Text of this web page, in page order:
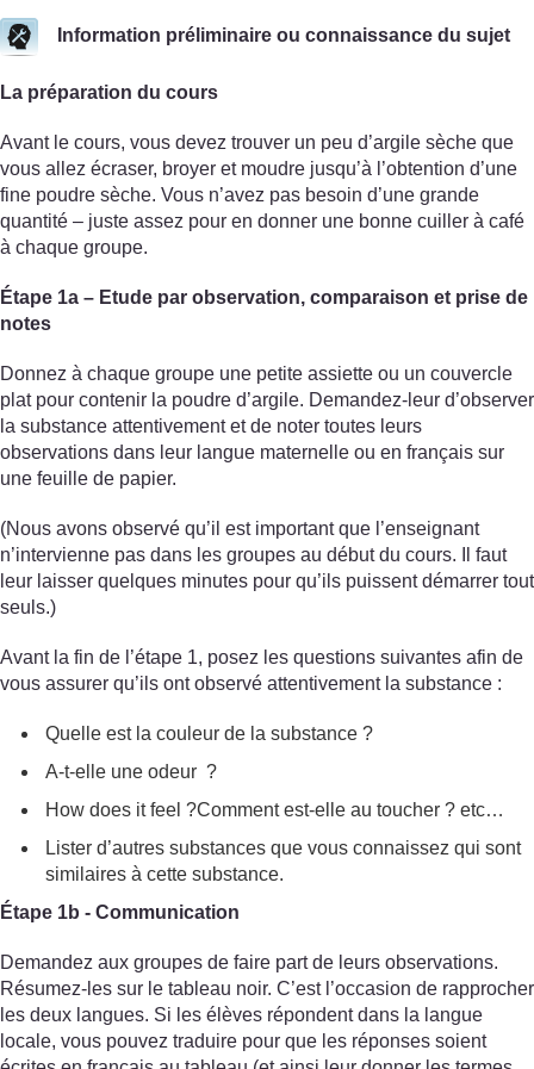
Information préliminaire ou connaissance du sujet
La préparation du cours
Avant le cours, vous devez trouver un peu d’argile sèche que
vous allez écraser, broyer et moudre jusqu’à l’obtention d’une
fine poudre sèche. Vous n’avez pas besoin d’une grande
quantité – juste assez pour en donner une bonne cuiller à café
à chaque groupe.
Étape 1a – Etude par observation, comparaison et prise de
notes
Donnez à chaque groupe une petite assiette ou un couvercle
plat pour contenir la poudre d’argile. Demandez-leur d’observer
la substance attentivement et de noter toutes leurs
observations dans leur langue maternelle ou en français sur
une feuille de papier.
(Nous avons observé qu’il est important que l’enseignant
n’intervienne pas dans les groupes au début du cours. Il faut
leur laisser quelques minutes pour qu’ils puissent démarrer tout
seuls.)
Avant la fin de l’étape 1, posez les questions suivantes afin de
vous assurer qu’ils ont observé attentivement la substance :
Quelle est la couleur de la substance ?
A-t-elle une odeur ?
How does it feel ?Comment est-elle au toucher ? etc…
Lister d’autres substances que vous connaissez qui sont
similaires à cette substance.
Étape 1b - Communication
Demandez aux groupes de faire part de leurs observations.
Résumez-les sur le tableau noir. C’est l’occasion de rapprocher
les deux langues. Si les élèves répondent dans la langue
locale, vous pouvez traduire pour que les réponses soient